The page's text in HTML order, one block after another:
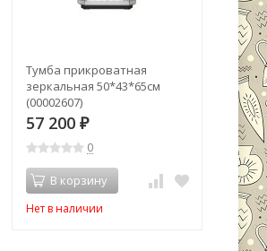
Тумба прикроватная
зеркальная 50*43*65см
(00002607)
57 200₽
0
В корзину
Нет в наличии